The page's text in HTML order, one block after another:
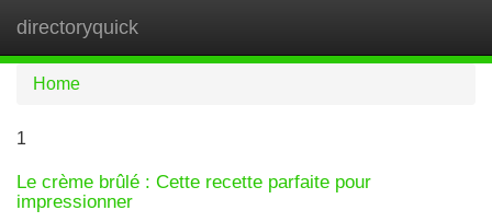
directoryquick
Home
1
Le crème brûlé : Cette recette parfaite pour
impressionner